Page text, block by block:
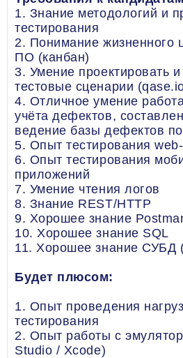
1. Знание методологий и
тестирования
2. Понимание жизненного
ПО (канбан)
3. Умение проектировать и
тестовые сценарии
4. Отличное умение
учёта дефектов,
ведение базы дефектов
5. Опыт тестирования
6. Опыт тестирования
приложений
7. Умение чтения логов
8. Знание REST/HTTP
9. Хорошее знание
10. Хорошее знание SQL
11. Хорошее знание СУБД
Будет плюсом:
1. Опыт проведения
тестирования
2. Опыт работы с
Studio / Xcode)